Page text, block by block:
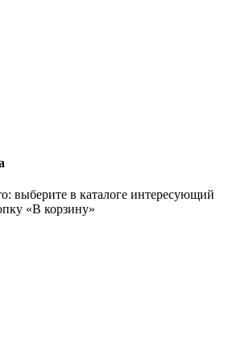
выберите в каталоге интересующий
«В корзину»